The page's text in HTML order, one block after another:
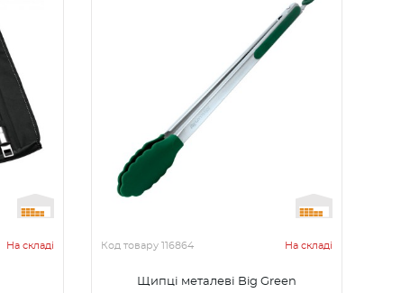
На складі Код товару116864 На складі
Щипці металеві Big Green